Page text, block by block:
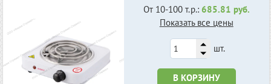
От 10-100 т.р.: 685.81 руб.
Показать все цены
шт.
В КОРЗИНУ